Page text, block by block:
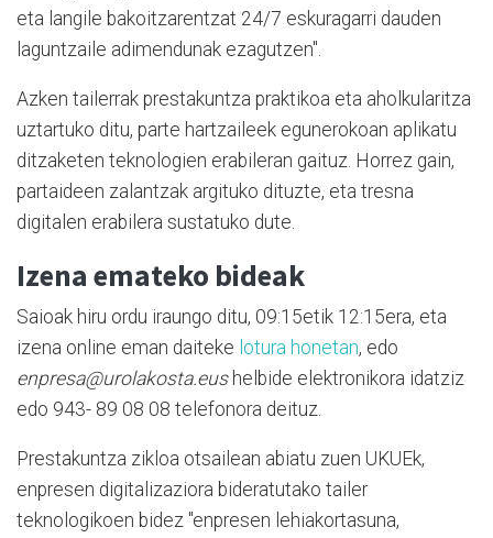
eta langile bakoitzarentzat 24/7 eskuragarri dauden
laguntzaile adimendunak ezagutzen".
Azken tailerrak prestakuntza praktikoa eta aholkularitza
uztartuko ditu, parte hartzaileek egunerokoan aplikatu
ditzaketen teknologien erabileran gaituz. Horrez gain,
partaideen zalantzak argituko dituzte, eta tresna
digitalen erabilera sustatuko dute.
Izena emateko bideak
Saioak hiru ordu iraungo ditu, 09:15etik 12:15era, eta
izena online eman daiteke lotura honetan, edo
enpresa@urolakosta.eushelbide elektronikora idatziz
edo 943- 89 08 08 telefonora deituz.
Prestakuntza zikloa otsailean abiatu zuen UKUEk,
enpresen digitalizaziora bideratutako tailer
teknologikoen bidez "enpresen lehiakortasuna,